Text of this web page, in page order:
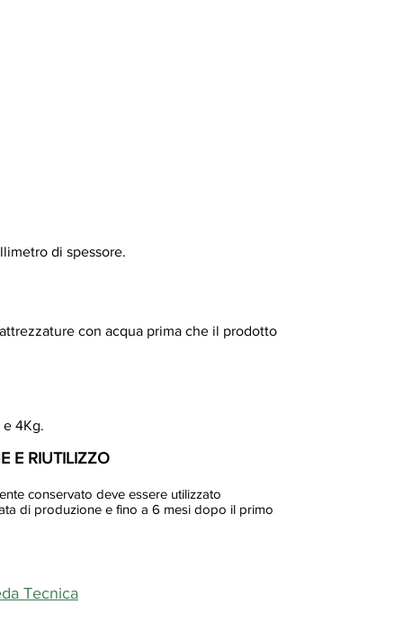
di spessore.
con acqua prima che il prodotto
4Kg.
E RIUTILIZZO
conservato deve essere utilizzato
di produzione e fino a 6 mesi dopo il primo
Tecnica